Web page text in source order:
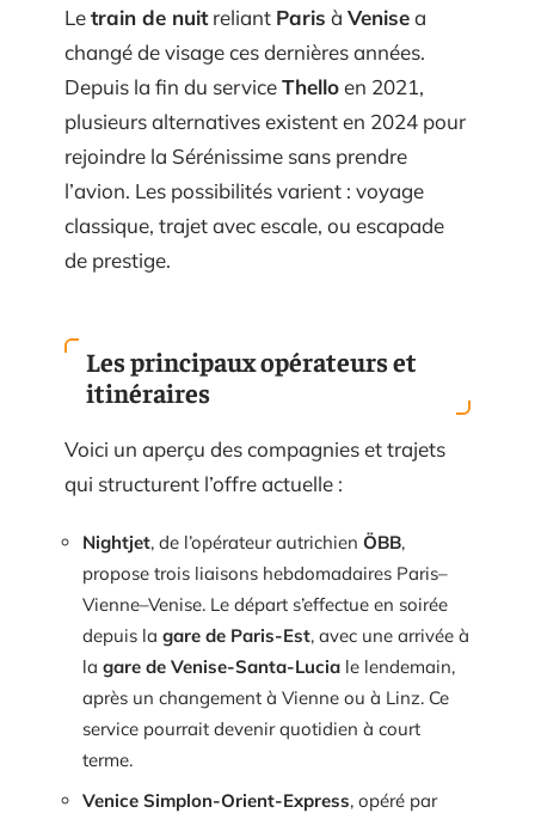
Letrain de nuitreliant Paris à Venisea
changé de visage ces dernières années.
Depuis la fin du serviceThelloen 2021,
plusieurs alternatives existent en 2024 pour
rejoindre la Sérénissime sans prendre
l’avion. Les possibilités varient : voyage
classique, trajet avec escale, ou escapade
de prestige.
Les principaux opérateurs et
itinéraires
Voici un aperçu des compagnies et trajets
qui structurent l’offre actuelle :
Nightjet, de l’opérateur autrichien ÖBB,
propose trois liaisons hebdomadaires Paris–
Vienne–Venise. Le départ s’effectue en soirée
depuis la gare de Paris-Est, avec une arrivée à
la gare de Venise-Santa-Lucia le lendemain,
après un changement à Vienne ou à Linz. Ce
service pourrait devenir quotidien à court
terme.
Venice Simplon-Orient-Express, opéré par